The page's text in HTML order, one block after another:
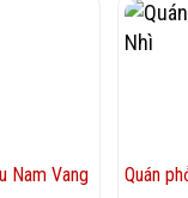
Nam Vang
Quán